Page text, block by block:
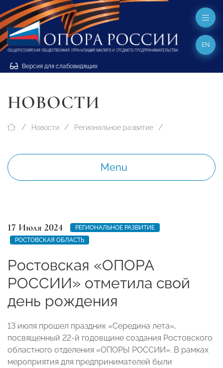
Версия для слабовидящих
EN
НОВОСТИ
Новости Региональное развитие
Menu
17 Июля 2024
РЕГИОНАЛЬНОЕ РАЗВИТИЕ
РОСТОВСКАЯ ОБЛАСТЬ
Ростовская «ОПОРА
РОССИИ» отметила свой
день рождения
13 июля прошел праздник «Середина лета»,
посвященный 22-й годовщине создания Ростовского
областного отделения «ОПОРЫ РОССИИ». В рамках
мероприятия для предпринимателей были